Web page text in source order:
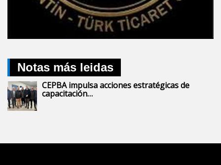
Notas más leidas
CEPBA impulsa acciones estratégicas de
capacitación…